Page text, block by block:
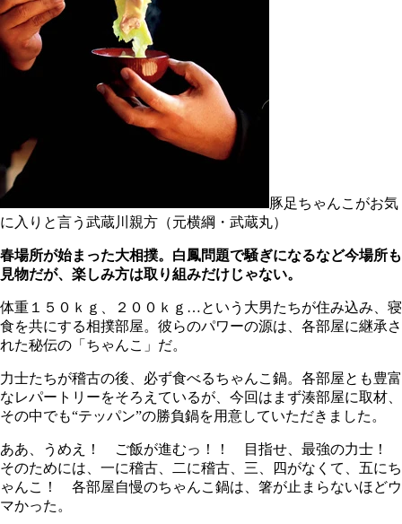
豚足ちゃんこがお気
に入りと言う武蔵川親方（元横綱・武蔵丸）
春場所が始まった大相撲。白鳳問題で騒ぎになるなど今場所も
見物だが、楽しみ方は取り組みだけじゃない。
体重１５０ｋｇ、２００ｋｇ…という大男たちが住み込み、寝
食を共にする相撲部屋。彼らのパワーの源は、各部屋に継承さ
れた秘伝の「ちゃんこ」だ。
力士たちが稽古の後、必ず食べるちゃんこ鍋。各部屋とも豊富
なレパートリーをそろえているが、今回はまず湊部屋に取材、
その中でも“テッパン”の勝負鍋を用意していただきました。
ああ、うめえ！ ご飯が進むっ！！ 目指せ、最強の力士！
そのためには、一に稽古、二に稽古、三、四がなくて、五にち
ゃんこ！ 各部屋自慢のちゃんこ鍋は、箸が止まらないほどウ
マかった。